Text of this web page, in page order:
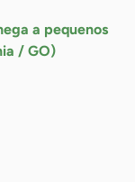
a pequenos
/ GO)